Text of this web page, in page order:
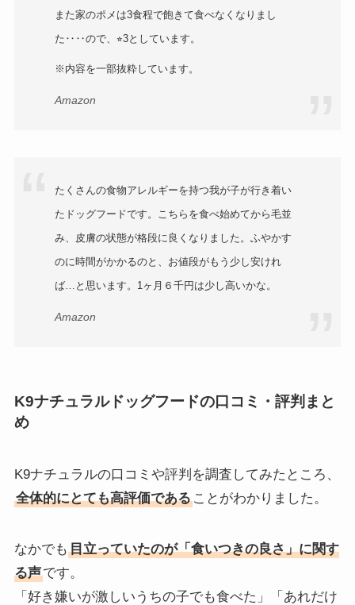
また家のポメは3食程で飽きて食べなくなりまし
た‥‥ので、⭐︎3としています。
※内容を一部抜粋しています。
Amazon
たくさんの食物アレルギーを持つ我が子が行き着い
たドッグフードです。こちらを食べ始めてから毛並
み、皮膚の状態が格段に良くなりました。ふやかす
のに時間がかかるのと、お値段がもう少し安けれ
ば…と思います。1ヶ月６千円は少し高いかな。
Amazon
K9ナチュラルドッグフードの口コミ・評判まと
め
K9ナチュラルの口コミや評判を調査してみたところ、
全体的にとても高評価であることがわかりました。
なかでも 目立っていたのが「食いつきの良さ」に関す
る声です。
「好き嫌いが激しいうちの子でも食べた」「あれだけ